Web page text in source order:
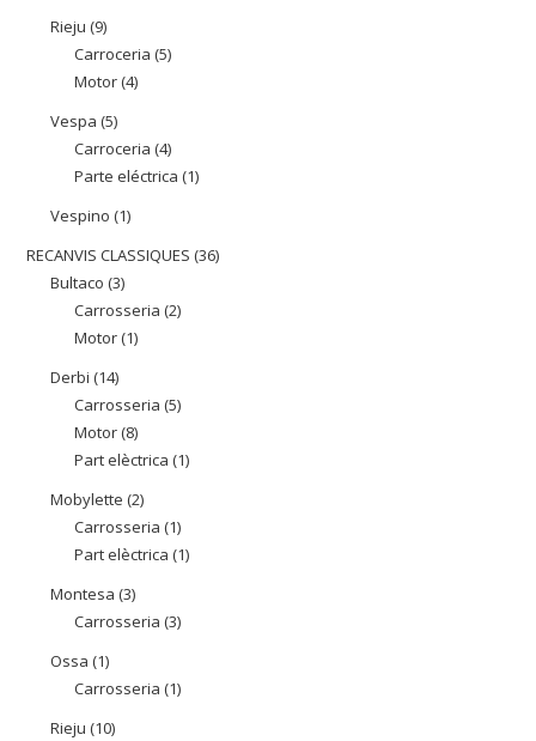
Rieju 99
productes
Carroceria 55
Motor 44
Vespa 55
productes
Carroceria 44
productes
Parte eléctrica 11
Vespino 11
producte
RECANVIS CLASSIQUES 3636
Bultaco 33
productes
Carrosseria 22
Motor 11
Derbi 1414
productes
Carrosseria 55
Motor 88
productes
Part elèctrica 11
Mobylette 22
productes
Carrosseria 11
producte
Part elèctrica 11
Montesa 33
productes
Carrosseria 33
Ossa 11
producte
Carrosseria 11
Rieju 1010